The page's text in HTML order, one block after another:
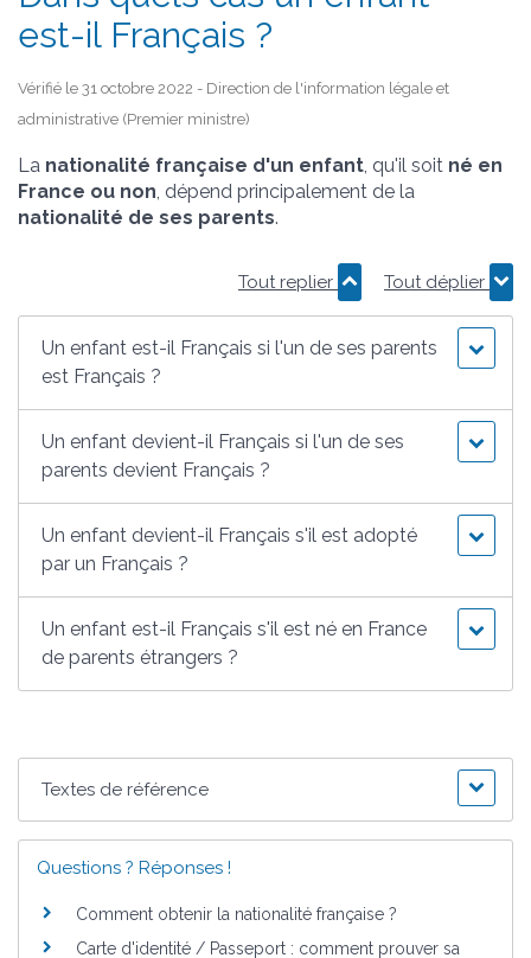
est-il Français ?
Vérifié le 31 octobre 2022 - Direction de l'information légale et
administrative (Premier ministre)
La nationalité française d'un enfant, qu'il soit né en
France ou non, dépend principalement de la
nationalité de ses parents.
Tout replier Tout déplier
Un enfant est-il Français si l'un de ses parents
est Français ?
Un enfant devient-il Français si l'un de ses
parents devient Français ?
Un enfant devient-il Français s'il est adopté
par un Français ?
Un enfant est-il Français s'il est né en France
de parents étrangers ?
Textes de référence
Questions ? Réponses !
Comment obtenir la nationalité française ?
Carte d'identité / Passeport : comment prouver sa